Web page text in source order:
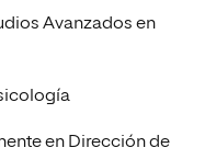
Avanzados en
en Dirección de